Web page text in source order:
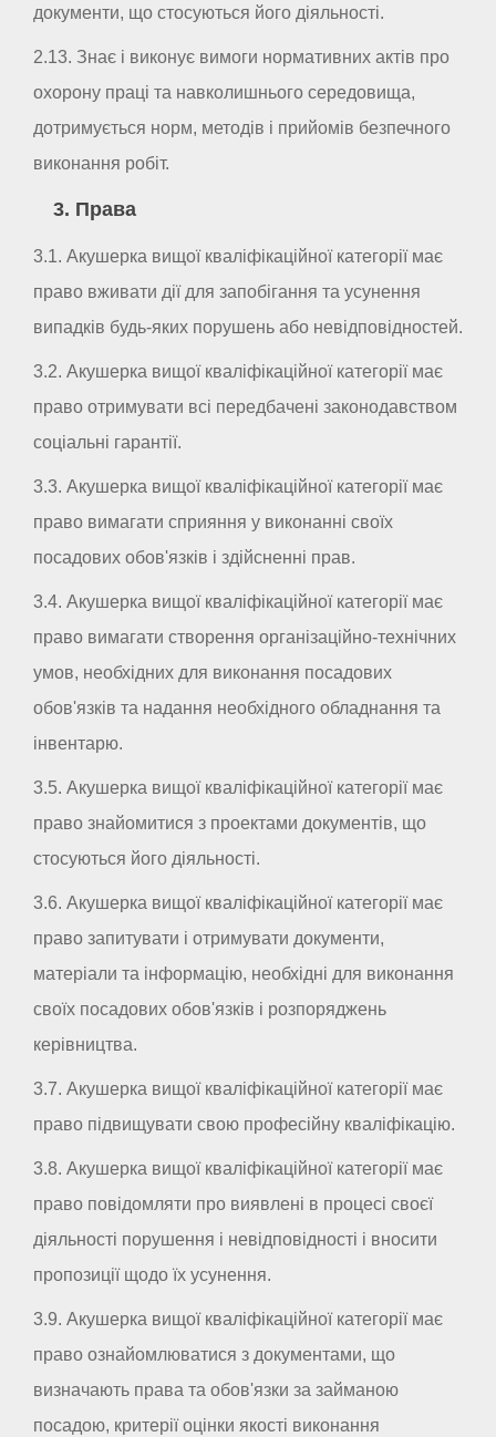
документи, що стосуються його діяльності.
2.13. Знає і виконує вимоги нормативних актів про
охорону праці та навколишнього середовища,
дотримується норм, методів і прийомів безпечного
виконання робіт.
3. Права
3.1. Акушерка вищої кваліфікаційної категорії має
право вживати дії для запобігання та усунення
випадків будь-яких порушень або невідповідностей.
3.2. Акушерка вищої кваліфікаційної категорії має
право отримувати всі передбачені законодавством
соціальні гарантії.
3.3. Акушерка вищої кваліфікаційної категорії має
право вимагати сприяння у виконанні своїх
посадових обов'язків і здійсненні прав.
3.4. Акушерка вищої кваліфікаційної категорії має
право вимагати створення організаційно-технічних
умов, необхідних для виконання посадових
обов'язків та надання необхідного обладнання та
інвентарю.
3.5. Акушерка вищої кваліфікаційної категорії має
право знайомитися з проектами документів, що
стосуються його діяльності.
3.6. Акушерка вищої кваліфікаційної категорії має
право запитувати і отримувати документи,
матеріали та інформацію, необхідні для виконання
своїх посадових обов'язків і розпоряджень
керівництва.
3.7. Акушерка вищої кваліфікаційної категорії має
право підвищувати свою професійну кваліфікацію.
3.8. Акушерка вищої кваліфікаційної категорії має
право повідомляти про виявлені в процесі своєї
діяльності порушення і невідповідності і вносити
пропозиції щодо їх усунення.
3.9. Акушерка вищої кваліфікаційної категорії має
право ознайомлюватися з документами, що
визначають права та обов'язки за займаною
посадою, критерії оцінки якості виконання